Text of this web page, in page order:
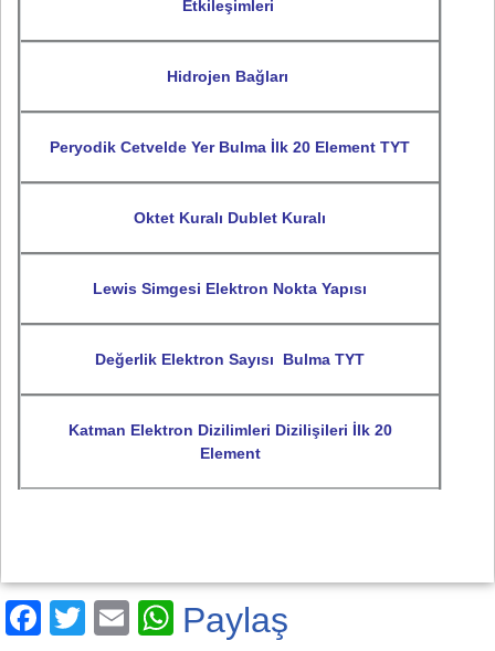
Etkileşimleri
Hidrojen Bağları
Peryodik Cetvelde Yer Bulma İlk 20 Element TYT
Oktet Kuralı Dublet Kuralı
Lewis Simgesi Elektron Nokta Yapısı
Değerlik Elektron Sayısı Bulma TYT
Katman Elektron Dizilimleri Dizilişileri İlk 20
Element
F
T
E
W
Paylaş